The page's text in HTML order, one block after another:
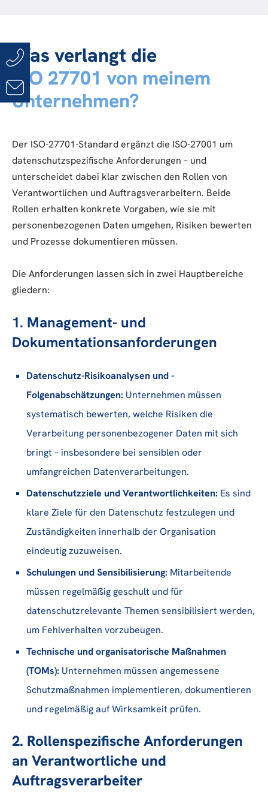
Was verlangt die
ISO 27701 von meinem
Unternehmen?
Der ISO-27701-Standard ergänzt die ISO-27001 um
datenschutzspezifische Anforderungen – und
unterscheidet dabei klar zwischen den Rollen von
Verantwortlichen und Auftragsverarbeitern. Beide
Rollen erhalten konkrete Vorgaben, wie sie mit
personenbezogenen Daten umgehen, Risiken bewerten
und Prozesse dokumentieren müssen.
Die Anforderungen lassen sich in zwei Hauptbereiche
gliedern:
1. Management- und
Dokumentationsanforderungen
Datenschutz-Risikoanalysen und -
Folgenabschätzungen: Unternehmen müssen
systematisch bewerten, welche Risiken die
Verarbeitung personenbezogener Daten mit sich
bringt – insbesondere bei sensiblen oder
umfangreichen Datenverarbeitungen.
Datenschutzziele und Verantwortlichkeiten: Es sind
klare Ziele für den Datenschutz festzulegen und
Zuständigkeiten innerhalb der Organisation
eindeutig zuzuweisen.
Schulungen und Sensibilisierung: Mitarbeitende
müssen regelmäßig geschult und für
datenschutzrelevante Themen sensibilisiert werden,
um Fehlverhalten vorzubeugen.
Technische und organisatorische Maßnahmen
(TOMs): Unternehmen müssen angemessene
Schutzmaßnahmen implementieren, dokumentieren
und regelmäßig auf Wirksamkeit prüfen.
2. Rollenspezifische Anforderungen
an Verantwortliche und
Auftragsverarbeiter